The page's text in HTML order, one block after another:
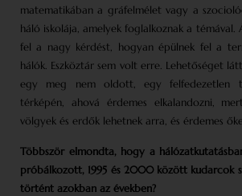
matematikában a gráfelmélet vagy a
háló iskolája, amelyek foglalkoznak a témával.
fel a nagy kérdést, hogyan épülnek fel a
hálók. Eszköztár sem volt erre. Lehetőséget
egy meg nem oldott, egy felfedezetlen
térképén, ahová érdemes elkalandozni,
völgyek és erdők lehetnek arra, és érdemes
Többször elmondta, hogy a
próbálkozott, 1995 és 2000 között kudarcok
történt azokban az években?